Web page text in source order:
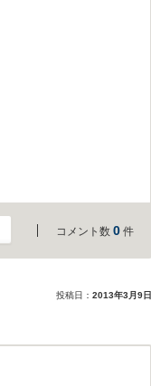
コメント数 0 件
投稿日： 2013年3月9日